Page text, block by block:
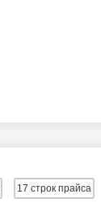
17 строк прайса